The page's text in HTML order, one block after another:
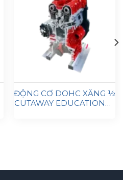
ĐỘNG CƠ DOHC XĂNG ½
CUTAWAY EDUCATIONAL